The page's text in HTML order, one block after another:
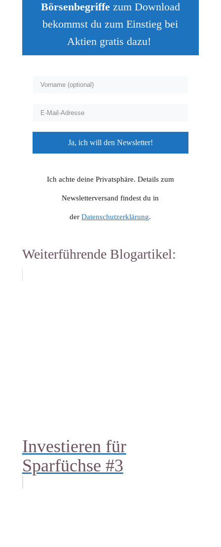
Börsenbegriffezum Download
bekommst du zum Einstieg bei
Aktien gratis dazu!
Ja, ich will den Newsletter!
Ich achte deine Privatsphäre. Details zum
Newsletterversand findest du in
der Datenschutzerklärung.
Weiterführende Blogartikel:
Investieren für
Sparfüchse #3